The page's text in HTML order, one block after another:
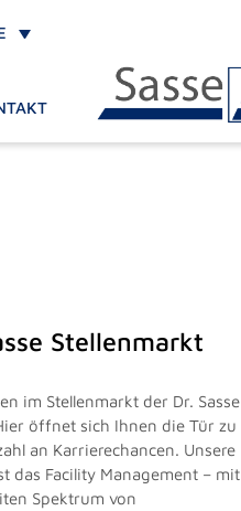
Stellenmarkt
im Stellenmarkt der Dr. Sasse
öffnet sich Ihnen die Tür zu
an Karrierechancen. Unsere
das Facility Management – mit
Spektrum von